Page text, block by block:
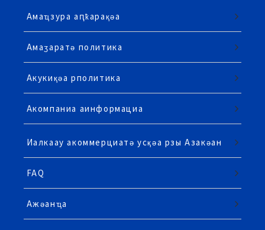
Амаҵзура аԥҟарақәа
Амаӡаратә политика
Акукиқәа рполитика
Акомпаниа аинформациа
Иалкаау акоммерциатә усқәа рзы Азакәан
FAQ
Ажәанҵа